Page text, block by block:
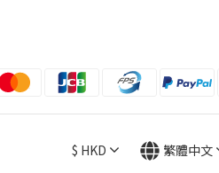
$ HKD 繁體中文